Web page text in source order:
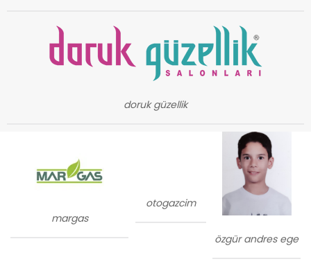
doruk güzellik
margas
otogazcim
özgür andres ege